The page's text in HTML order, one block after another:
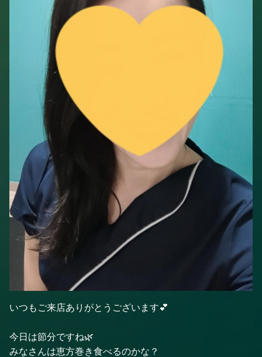
いつもご来店ありがとうございます💕
今日は節分ですね🌿
みなさんは恵方巻き食べるのかな？